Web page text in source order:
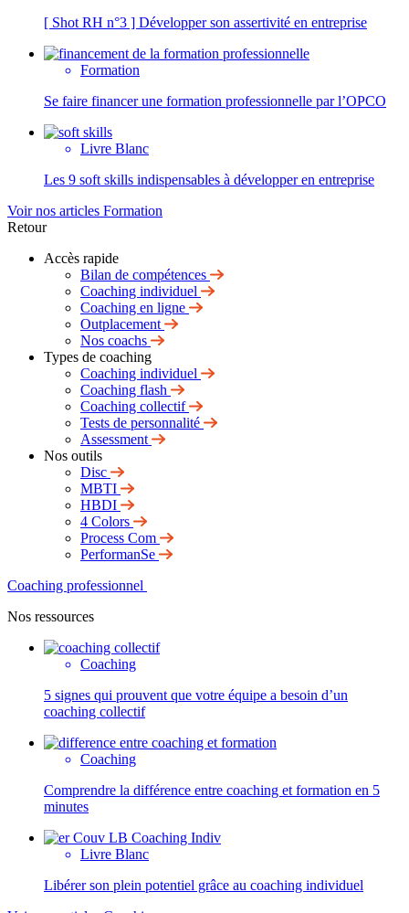
[ Shot RH n°3 ] Développer son assertivité en entreprise
Formation
Se faire financer une formation professionnelle par l’OPCO
Livre Blanc
Les 9 soft skills indispensables à développer en entreprise
Voir nos articles Formation
Retour
Accès rapide
Bilan de compétences
Coaching individuel
Coaching en ligne
Outplacement
Nos coachs
Types de coaching
Coaching individuel
Coaching flash
Coaching collectif
Tests de personnalité
Assessment
Nos outils
Disc
MBTI
HBDI
4 Colors
Process Com
PerformanSe
Coaching professionnel
Nos ressources
Coaching
5 signes qui prouvent que votre équipe a besoin d’un
coaching collectif
Coaching
Comprendre la différence entre coaching et formation en 5
minutes
Livre Blanc
Libérer son plein potentiel grâce au coaching individuel